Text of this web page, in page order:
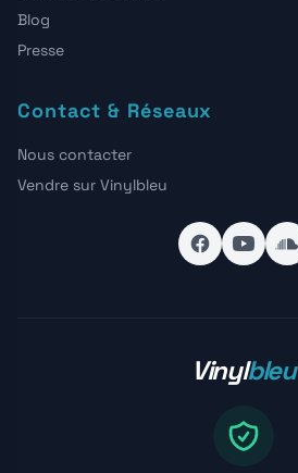
Blog
Presse
Contact & Réseaux
Nous contacter
Vendre sur Vinylbleu
Vinylbleu